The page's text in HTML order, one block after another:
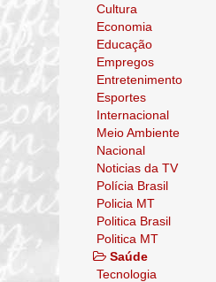
Cultura
Economia
Educação
Empregos
Entretenimento
Esportes
Internacional
Meio Ambiente
Nacional
Noticias da TV
Polícia Brasil
Policia MT
Politica Brasil
Politica MT
Saúde
Tecnologia